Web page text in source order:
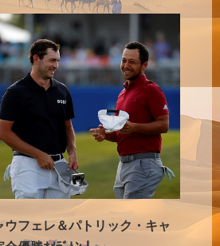
ウフェレ＆パトリック・キャ